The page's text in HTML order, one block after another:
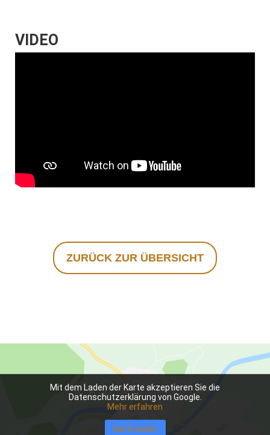
VIDEO
ZURÜCK ZUR ÜBERSICHT
Mit dem Laden der Karte akzeptieren Sie die
Datenschutzerklärung von Google.
Mehr erfahren
Karte laden